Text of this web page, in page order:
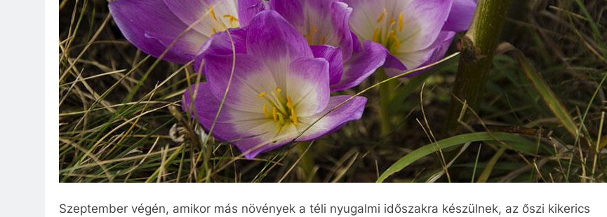
Szeptember végén, amikor más növények a téli nyugalmi időszakra készülnek, az őszi kikerics